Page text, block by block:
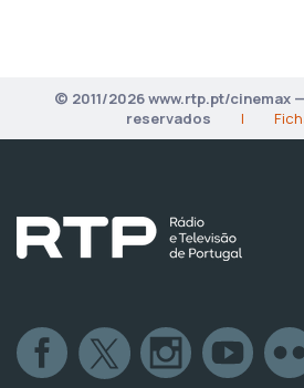
© 2011/2026 www.rtp.pt/cinemax
reservados
|